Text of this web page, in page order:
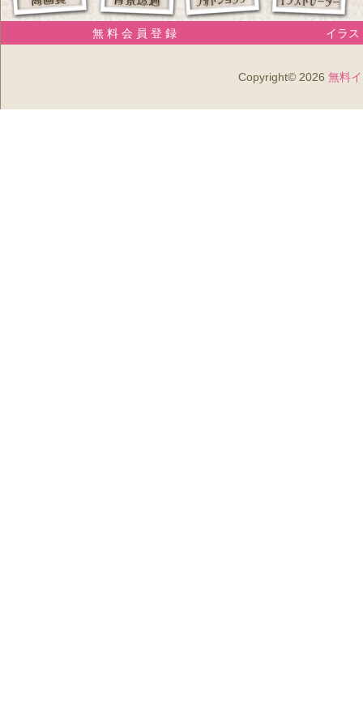
無 料 会 員 登 録 イラス
Copyright© 2026 無料